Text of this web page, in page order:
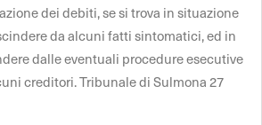
dei debiti, se si trova in situazione
da alcuni fatti sintomatici, ed in
dalle eventuali procedure esecutive
creditori. Tribunale di Sulmona 27